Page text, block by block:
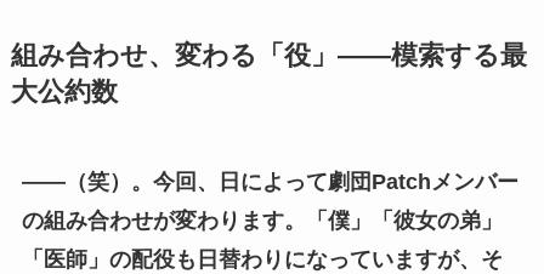
組み合わせ、変わる「役」――模索する最
大公約数
――（笑）。今回、日によって劇団Patchメンバー
の組み合わせが変わります。「僕」「彼女の弟」
「医師」の配役も日替わりになっていますが、そ